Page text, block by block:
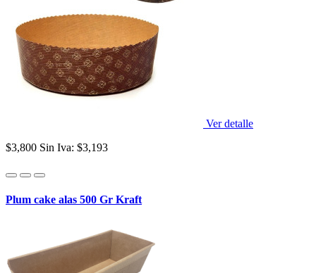
Ver detalle
$3,800 Sin Iva: $3,193
Plum cake alas 500 Gr Kraft